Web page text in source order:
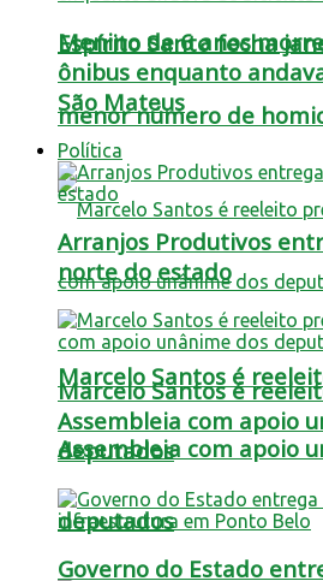
Espírito Santo fecha
menor número de
Marcelo Santos é
Assembleia com apoio
deputados
Menino de 6 anos
ônibus enquanto
São Mateus
Política
Arranjos Produtivos
norte do estado
Marcelo Santos é
Assembleia com apoio
deputados
Governo do Estado